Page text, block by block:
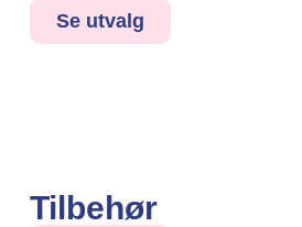
Se utvalg
Tilbehør